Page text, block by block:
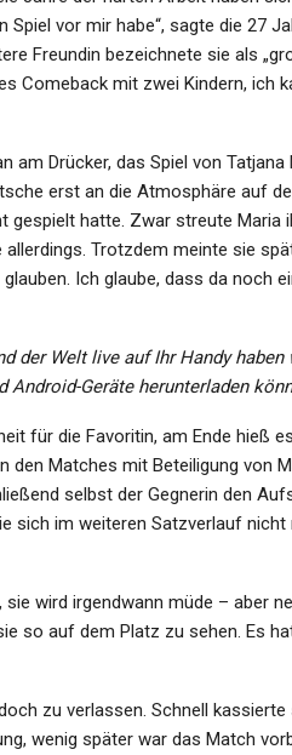
vor mir habe“, sagte die 27
Freundin bezeichnete sie als
Comeback mit zwei Kindern, ich
am Drücker, das Spiel von Tatjana
erst an die Atmosphäre auf
gespielt hatte. Zwar streute Maria
Trotzdem meinte sie
Ich glaube, dass da noch
der Welt live auf Ihr Handy haben
Android-Geräte herunterladen
für die Favoritin, am Ende hieß
Matches mit Beteiligung von
selbst der Gegnerin den
sich im weiteren Satzverlauf nicht
wird irgendwann müde – aber
so auf dem Platz zu sehen. Es
zu verlassen. Schnell kassierte
wenig später war das Match
Keine Lust Auf
Mit Diesen Tipps
Sie…
Admin Dec 11,
SPORT
US Open Der
Zverev Sucht
Hilfe…